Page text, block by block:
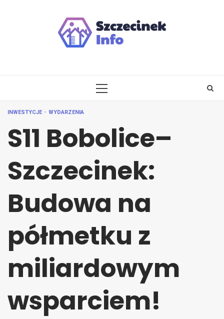
PRIMARY
INWESTYCJE WYDARZENIA
S11 Bobolice–
Szczecinek:
Budowa na
półmetku z
miliardowym
wsparciem!